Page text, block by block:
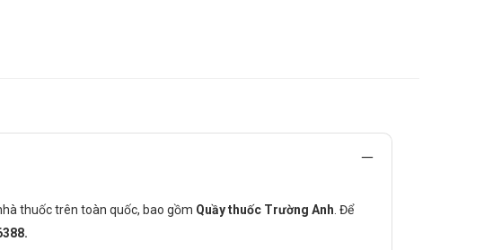
dị ứng không liên tục và viêm mũi dị ứng kéo dài) và mày đay.
thuốc trên toàn quốc, bao gồm Quầy thuốc Trường Anh . Để